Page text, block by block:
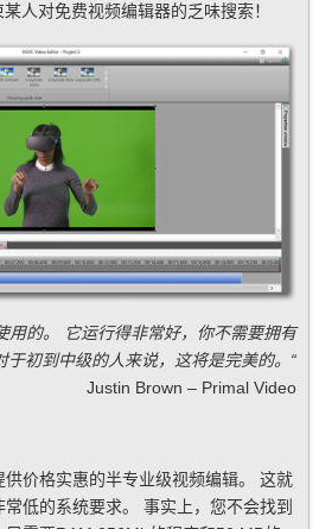
人对免费视频编辑器的乏味搜索！
用的。 它运行得非常好，你不需要拥有
于初到中级的人来说，这将是完美的。“
Justin Brown – Primal Video
价格实惠的半专业级视频编辑。 这就
低的系统要求。 事实上，您不会找到